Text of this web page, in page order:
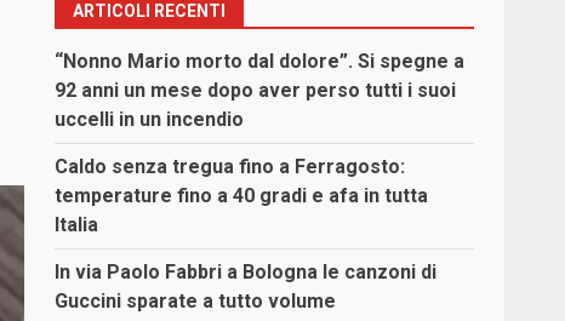
ARTICOLI RECENTI
“Nonno Mario morto dal dolore”. Si spegne a
92 anni un mese dopo aver perso tutti i suoi
uccelli in un incendio
Caldo senza tregua fino a Ferragosto:
temperature fino a 40 gradi e afa in tutta
Italia
In via Paolo Fabbri a Bologna le canzoni di
Guccini sparate a tutto volume